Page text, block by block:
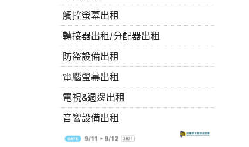
觸控螢幕出租
轉接器出租/分配器出租
防盜設備出租
電腦螢幕出租
電視&週邊出租
音響設備出租